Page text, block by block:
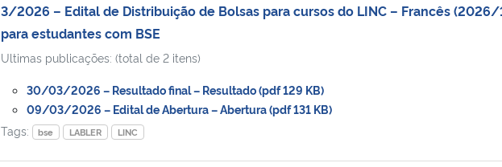
3/2026 – Edital de Distribuição de Bolsas para cursos do LINC – Francês (2026/
para estudantes com BSE
Ultimas publicações: (total de 2 itens)
30/03/2026 – Resultado final – Resultado (pdf 129 KB)
09/03/2026 – Edital de Abertura – Abertura (pdf 131 KB)
Tags:
bse LABLER LINC